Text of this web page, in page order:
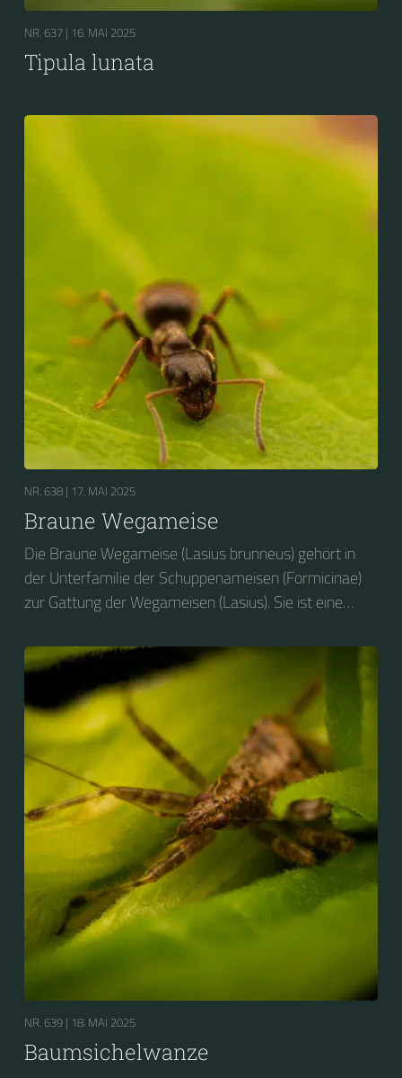
NR. 637 | 16. MAI 2025
Tipula lunata
NR. 638 | 17. MAI 2025
Braune Wegameise
Die Braune Wegameise (Lasius brunneus) gehört in
der Unterfamilie der Schuppenameisen (Formicinae)
zur Gattung der Wegameisen (Lasius). Sie ist eine
bevorzugt vom Honigtau der Blattläuse ernährt.
NR. 639 | 18. MAI 2025
Baumsichelwanze